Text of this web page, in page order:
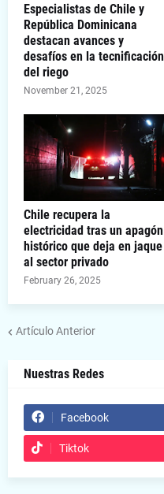
Especialistas de Chile y
República Dominicana
destacan avances y
desafíos en la tecnificación
del riego
November 21, 2025
Chile recupera la
electricidad tras un apagón
histórico que deja en jaque
al sector privado
February 26, 2025
Artículo Anterior
Nuestras Redes
Facebook
Tiktok